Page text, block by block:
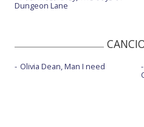
Dungeon Lane
Olivia Dean, Man I need